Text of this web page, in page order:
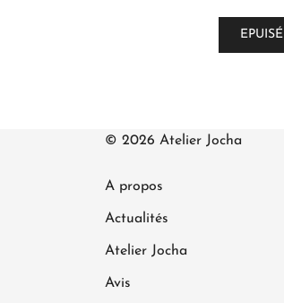
EPUISÉ
© 2026 Atelier Jocha
A propos
Actualités
Atelier Jocha
Avis